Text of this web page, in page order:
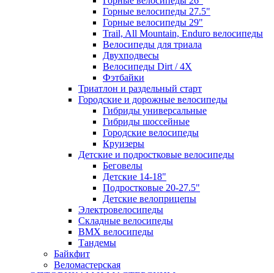
Горные велосипеды 27.5"
Горные велосипеды 29"
Trail, All Mountain, Enduro велосипеды
Велосипеды для триала
Двухподвесы
Велосипеды Dirt / 4X
Фэтбайки
Триатлон и раздельный старт
Городские и дорожные велосипеды
Гибриды универсальные
Гибриды шоссейные
Городские велосипеды
Круизеры
Детские и подростковые велосипеды
Беговелы
Детские 14-18"
Подростковые 20-27.5"
Детские велоприцепы
Электровелосипеды
Складные велосипеды
BMX велосипеды
Тандемы
Байкфит
Веломастерская